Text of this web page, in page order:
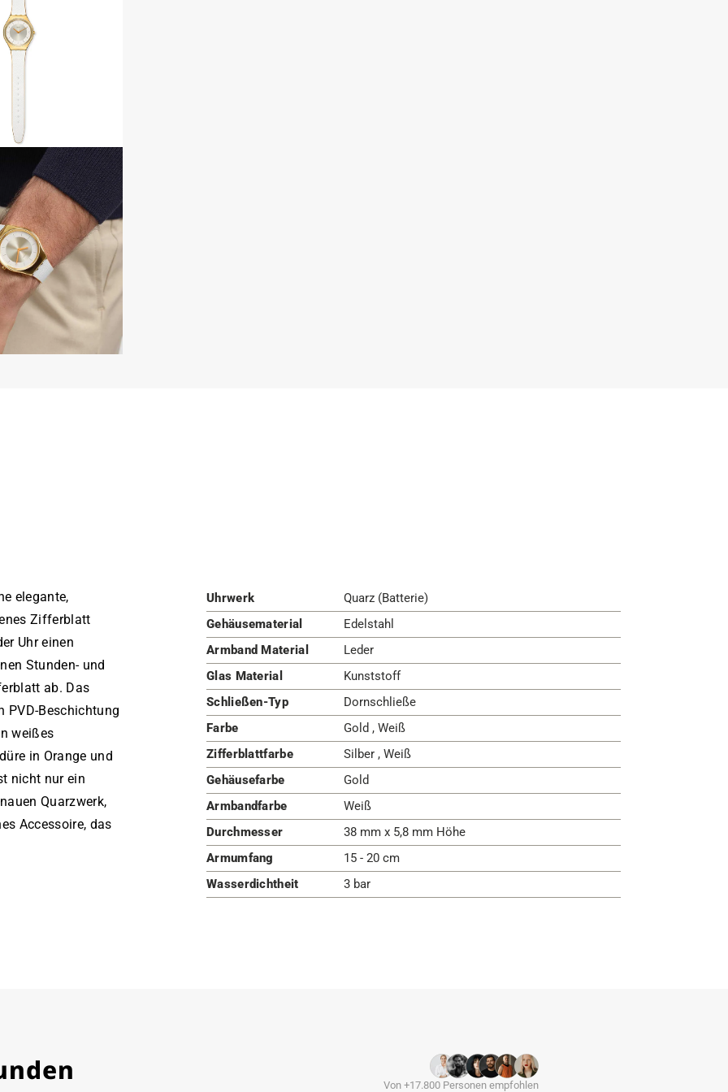
elegante,
Zifferblatt
Uhr einen
Stunden- und
ab. Das
PVD-Beschichtung
weißes
in Orange und
nicht nur ein
Quarzwerk,
Accessoire, das
Uhrwerk
Quarz (Batterie)
Gehäusematerial
Edelstahl
Armband Material
Leder
Glas Material
Kunststoff
Schließen-Typ
Dornschließe
Farbe
Gold , Weiß
Zifferblattfarbe
Silber , Weiß
Gehäusefarbe
Gold
Armbandfarbe
Weiß
Durchmesser
38 mm x 5,8 mm Höhe
Armumfang
15 - 20 cm
Wasserdichtheit
3 bar
Von +17.800 Personen empfohlen